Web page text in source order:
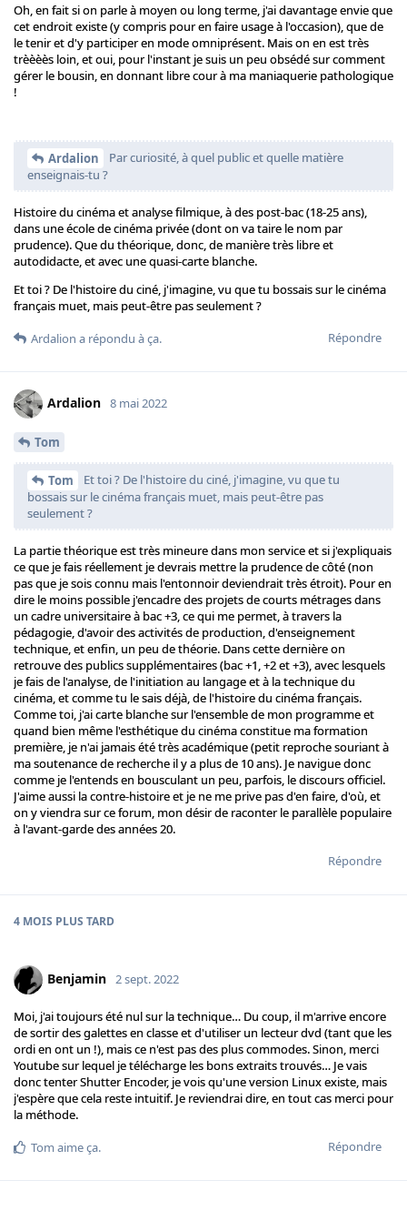
Oh, en fait si on parle à moyen ou long terme, j'ai davantage envie que
cet endroit existe (y compris pour en faire usage à l'occasion), que de
le tenir et d'y participer en mode omniprésent. Mais on en est très
trèèèès loin, et oui, pour l'instant je suis un peu obsédé sur comment
gérer le bousin, en donnant libre cour à ma maniaquerie pathologique
!
Ardalion
Par curiosité, à quel public et quelle matière
enseignais-tu ?
Histoire du cinéma et analyse filmique, à des post-bac (18-25 ans),
dans une école de cinéma privée (dont on va taire le nom par
prudence). Que du théorique, donc, de manière très libre et
autodidacte, et avec une quasi-carte blanche.
Et toi ? De l'histoire du ciné, j'imagine, vu que tu bossais sur le cinéma
français muet, mais peut-être pas seulement ?
Répondre
Ardalion a répondu à ça.
Ardalion 8 mai 2022
Tom
Tom
Et toi ? De l'histoire du ciné, j'imagine, vu que tu
bossais sur le cinéma français muet, mais peut-être pas
seulement ?
La partie théorique est très mineure dans mon service et si j'expliquais
ce que je fais réellement je devrais mettre la prudence de côté (non
pas que je sois connu mais l'entonnoir deviendrait très étroit). Pour en
dire le moins possible j'encadre des projets de courts métrages dans
un cadre universitaire à bac +3, ce qui me permet, à travers la
pédagogie, d'avoir des activités de production, d'enseignement
technique, et enfin, un peu de théorie. Dans cette dernière on
retrouve des publics supplémentaires (bac +1, +2 et +3), avec lesquels
je fais de l'analyse, de l'initiation au langage et à la technique du
cinéma, et comme tu le sais déjà, de l'histoire du cinéma français.
Comme toi, j'ai carte blanche sur l'ensemble de mon programme et
quand bien même l'esthétique du cinéma constitue ma formation
première, je n'ai jamais été très académique (petit reproche souriant à
ma soutenance de recherche il y a plus de 10 ans). Je navigue donc
comme je l'entends en bousculant un peu, parfois, le discours officiel.
J'aime aussi la contre-histoire et je ne me prive pas d'en faire, d'où, et
on y viendra sur ce forum, mon désir de raconter le parallèle populaire
à l'avant-garde des années 20.
Répondre
4 MOIS PLUS TARD
Benjamin 2 sept. 2022
Moi, j'ai toujours été nul sur la technique… Du coup, il m'arrive encore
de sortir des galettes en classe et d'utiliser un lecteur dvd (tant que les
ordi en ont un !), mais ce n'est pas des plus commodes. Sinon, merci
Youtube sur lequel je télécharge les bons extraits trouvés… Je vais
donc tenter Shutter Encoder, je vois qu'une version Linux existe, mais
j'espère que cela reste intuitif. Je reviendrai dire, en tout cas merci pour
la méthode.
Répondre
Tom aime ça.